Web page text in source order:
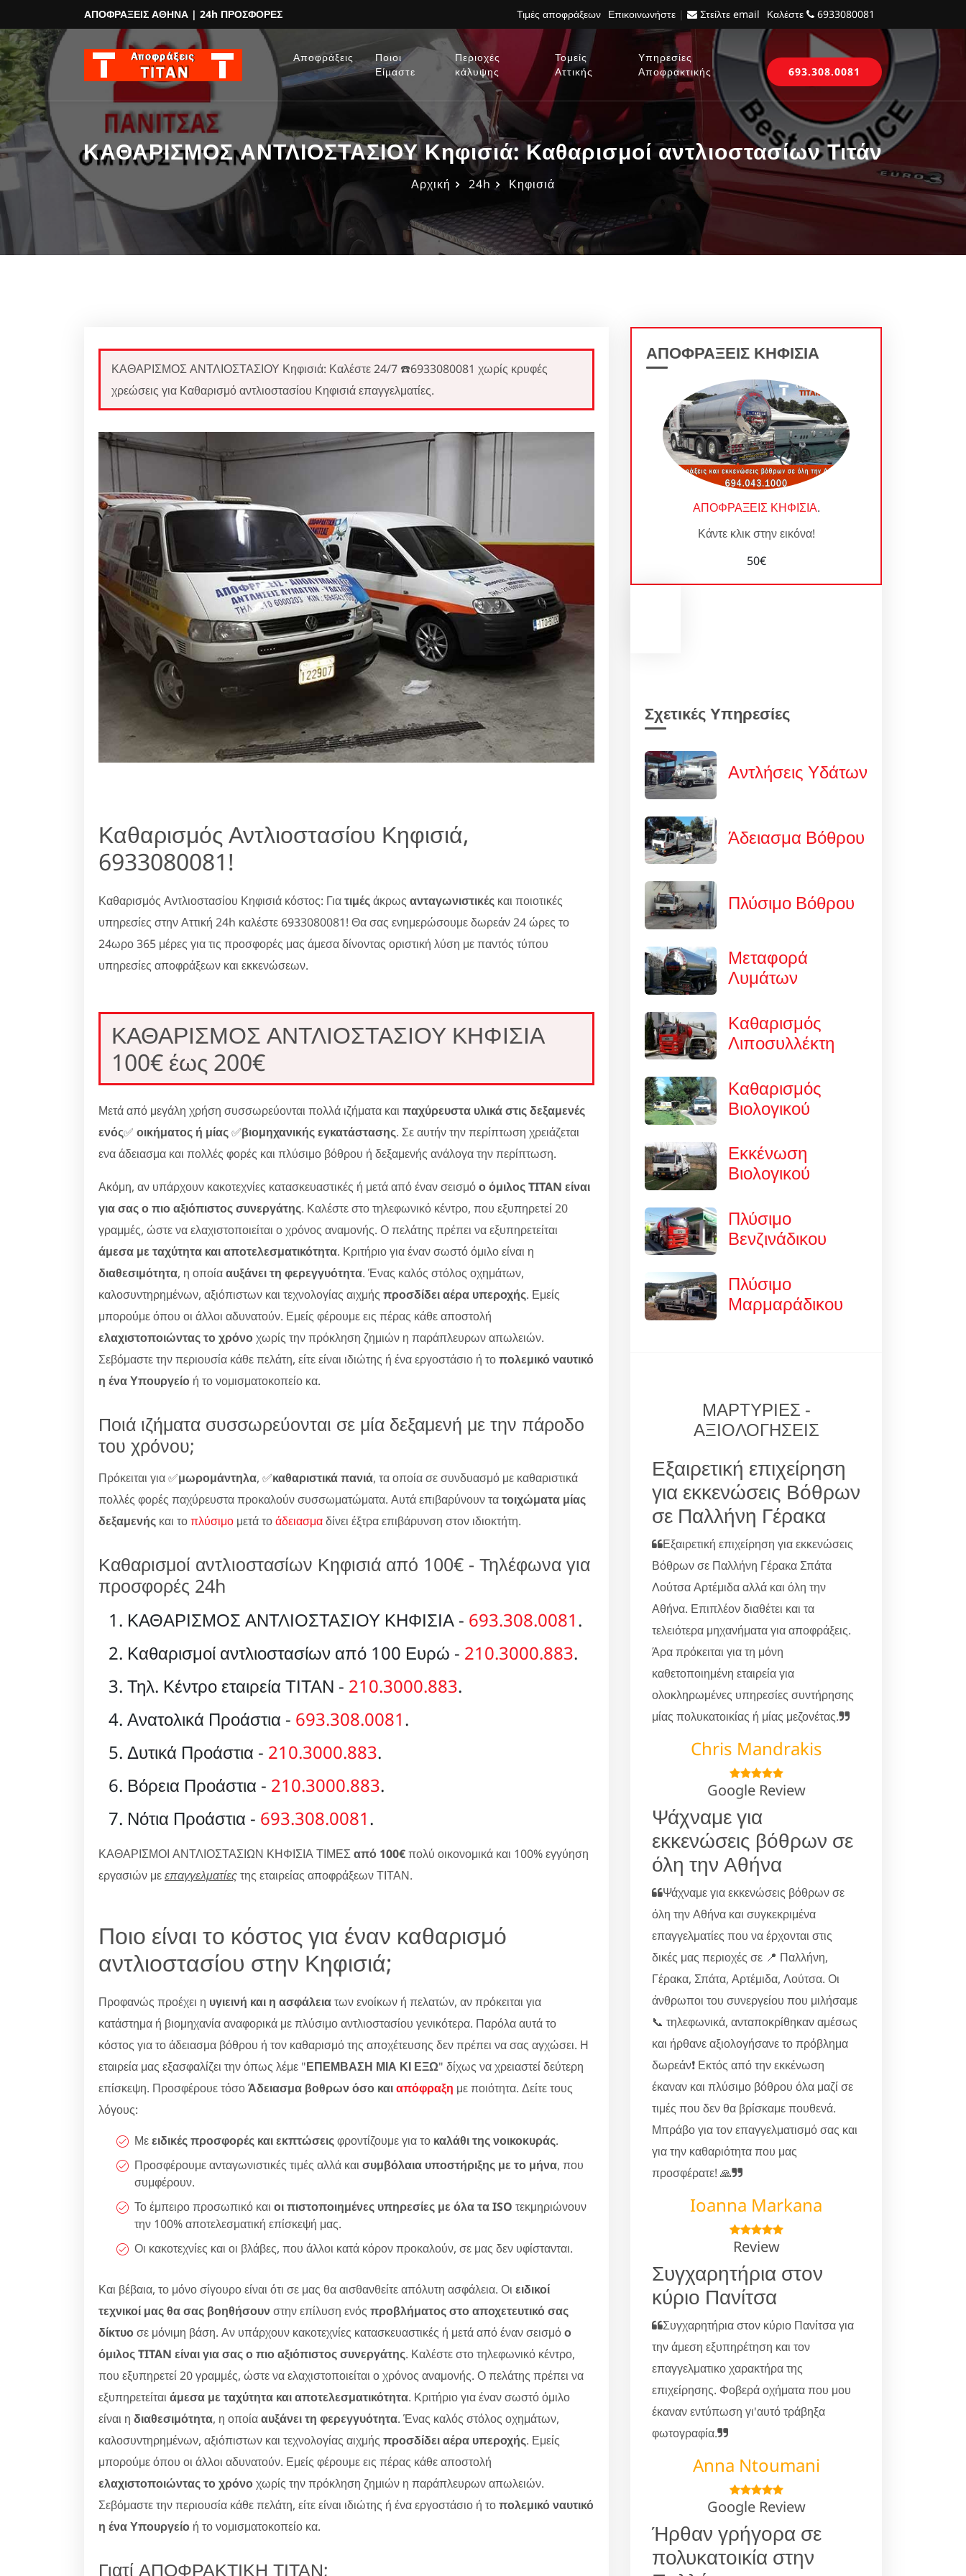
ΑΠΟΦΡΑΞΕΙΣ ΑΘΗΝΑ | 24h ΠΡΟΣΦΟΡΕΣ Τιμές αποφράξεων Επικοινωνήστε | Στείλτε email Καλέστε 6933080081
Αποφράξεις
Ποιοι
Είμαστε
Περιοχές
κάλυψης
Τομείς
Αττικής
Υπηρεσίες
Αποφρακτικής
693.308.0081
ΚΑΘΑΡΙΣΜΟΣ ΑΝΤΛΙΟΣΤΑΣΙΟΥ Κηφισιά: Καθαρισμοί αντλιοστασίων Τιτάν
Αρχική 24h Κηφισιά
ΚΑΘΑΡΙΣΜΟΣ ΑΝΤΛΙΟΣΤΑΣΙΟΥ Κηφισιά: Καλέστε 24/7 ☎️6933080081 χωρίς κρυφές
χρεώσεις για Καθαρισμό αντλιοστασίου Κηφισιά επαγγελματίες.
Καθαρισμός Αντλιοστασίου Κηφισιά,
6933080081!
Καθαρισμός Αντλιοστασίου Κηφισιά κόστος: Γιατιμέςάκρως ανταγωνιστικές και ποιοτικές
υπηρεσίες στην Αττική 24h καλέστε 6933080081! Θα σας ενημερώσουμε δωρεάν 24 ώρες το
24ωρο 365 μέρες για τις προσφορές μας άμεσα δίνοντας οριστική λύση με παντός τύπου
υπηρεσίες αποφράξεων και εκκενώσεων.
ΚΑΘΑΡΙΣΜΟΣ ΑΝΤΛΙΟΣΤΑΣΙΟΥ ΚΗΦΙΣΙΑ
100€ έως 200€
Μετά από μεγάλη χρήση συσσωρεύονται πολλά ιζήματα και παχύρευστα υλικά στις δεξαμενές
ενός✅ οικήματος ή μίας✅βιομηχανικής εγκατάστασης. Σε αυτήν την περίπτωση χρειάζεται
ενα άδειασμα και πολλές φορές και πλύσιμο βόθρου ή δεξαμενής ανάλογα την περίπτωση.
Ακόμη, αν υπάρχουν κακοτεχνίες κατασκευαστικές ή μετά από έναν σεισμόο όμιλος TITAN είναι
για σας ο πιο αξιόπιστος συνεργάτης. Καλέστε στο τηλεφωνικό κέντρο, που εξυπηρετεί 20
γραμμές, ώστε να ελαχιστοποιείται ο χρόνος αναμονής. Ο πελάτης πρέπει να εξυπηρετείται
άμεσα με ταχύτητα και αποτελεσματικότητα. Κριτήριο για έναν σωστό όμιλο είναι η
διαθεσιμότητα, η οποίααυξάνει τη φερεγγυότητα. Ένας καλός στόλος οχημάτων,
καλοσυντηρημένων, αξιόπιστων και τεχνολογίας αιχμής προσδίδει αέρα υπεροχής. Εμείς
μπορούμε όπου οι άλλοι αδυνατούν. Εμείς φέρουμε εις πέρας κάθε αποστολή
ελαχιστοποιώντας το χρόνοχωρίς την πρόκληση ζημιών η παράπλευρων απωλειών.
Σεβόμαστε την περιουσία κάθε πελάτη, είτε είναι ιδιώτης ή ένα εργοστάσιο ή τοπολεμικό ναυτικό
η ένα Υπουργείο ή το νομισματοκοπείο κα.
Ποιά ιζήματα συσσωρεύονται σε μία δεξαμενή με την πάροδο
του χρόνου;
Πρόκειται για ✅μωρομάντηλα, ✅καθαριστικά πανιά, τα οποία σε συνδυασμό με καθαριστικά
πολλές φορές παχύρευστα προκαλούν συσσωματώματα. Αυτά επιβαρύνουν τατοιχώματα μίας
δεξαμενής και τοπλύσιμο μετά τοάδειασμαδίνει έξτρα επιβάρυνση στον ιδιοκτήτη.
Καθαρισμοί αντλιοστασίων Κηφισιά από 100€ - Τηλέφωνα για
προσφορές 24h
ΚΑΘΑΡΙΣΜΟΣ ΑΝΤΛΙΟΣΤΑΣΙΟΥ ΚΗΦΙΣΙΑ - 693.308.0081.
Καθαρισμοί αντλιοστασίων από 100 Ευρώ - 210.3000.883.
Τηλ. Κέντρο εταιρεία ΤΙΤΑΝ - 210.3000.883.
Ανατολικά Προάστια - 693.308.0081.
Δυτικά Προάστια - 210.3000.883.
Βόρεια Προάστια - 210.3000.883.
Νότια Προάστια - 693.308.0081.
ΚΑΘΑΡΙΣΜΟΙ ΑΝΤΛΙΟΣΤΑΣΙΩΝ ΚΗΦΙΣΙΑ ΤΙΜΕΣαπό 100€πολύ οικονομικά και 100% εγγύηση
εργασιών μεεπαγγελματίεςτης εταιρείας αποφράξεων ΤΙΤΑΝ.
Ποιο είναι το κόστος για έναν καθαρισμό
αντλιοστασίου στην Κηφισιά;
Προφανώς προέχει η υγιεινή και η ασφάλειατων ενοίκων ή πελατών, αν πρόκειται για
κατάστημα ή βιομηχανία αναφορικά με πλύσιμο αντλιοστασίου γενικότερα. Παρόλα αυτά το
κόστος για το άδειασμα βόθρου ή τον καθαρισμό της αποχέτευσης δεν πρέπει να σας αγχώσει. Η
εταιρεία μας εξασφαλίζει την όπως λέμε "ΕΠΕΜΒΑΣΗ ΜΙΑ ΚΙ ΕΞΩ" δίχως να χρειαστεί δεύτερη
επίσκεψη. Προσφέρουε τόσοΆδειασμα βοθρων όσο καιαπόφραξη με ποιότητα. Δείτε τους
λόγους:
Μεειδικές προσφορές και εκπτώσειςφροντίζουμε για το καλάθι της νοικοκυράς.
Προσφέρουμε ανταγωνιστικές τιμές αλλά και συμβόλαια υποστήριξης με το μήνα, που
συμφέρουν.
Το έμπειρο προσωπικό και οι πιστοποιημένες υπηρεσίες με όλα τα ISO τεκμηριώνουν
την 100% αποτελεσματική επίσκεψή μας.
Οι κακοτεχνίες και οι βλάβες, που άλλοι κατά κόρον προκαλούν, σε μας δεν υφίστανται.
Και βέβαια, το μόνο σίγουρο είναι ότι σε μας θα αισθανθείτε απόλυτη ασφάλεια. Οι ειδικοί
τεχνικοί μας θα σας βοηθήσουνστην επίλυση ενός προβλήματος στο αποχετευτικό σας
δίκτυοσε μόνιμη βάση. Αν υπάρχουν κακοτεχνίες κατασκευαστικές ή μετά από έναν σεισμόο
όμιλος TITAN είναι για σας ο πιο αξιόπιστος συνεργάτης. Καλέστε στο τηλεφωνικό κέντρο,
που εξυπηρετεί 20 γραμμές, ώστε να ελαχιστοποιείται ο χρόνος αναμονής. Ο πελάτης πρέπει να
εξυπηρετείται άμεσα με ταχύτητα και αποτελεσματικότητα. Κριτήριο για έναν σωστό όμιλο
είναι η διαθεσιμότητα, η οποίααυξάνει τη φερεγγυότητα. Ένας καλός στόλος οχημάτων,
καλοσυντηρημένων, αξιόπιστων και τεχνολογίας αιχμής προσδίδει αέρα υπεροχής. Εμείς
μπορούμε όπου οι άλλοι αδυνατούν. Εμείς φέρουμε εις πέρας κάθε αποστολή
ελαχιστοποιώντας το χρόνοχωρίς την πρόκληση ζημιών η παράπλευρων απωλειών.
Σεβόμαστε την περιουσία κάθε πελάτη, είτε είναι ιδιώτης ή ένα εργοστάσιο ή τοπολεμικό ναυτικό
η ένα Υπουργείο ή το νομισματοκοπείο κα.
Γιατί ΑΠΟΦΡΑΚΤΙΚΗ ΤΙΤΑΝ;
ΑΠΟΦΡΑΞΕΙΣ ΚΗΦΙΣΙΑ
ΑΠΟΦΡΑΞΕΙΣ ΚΗΦΙΣΙΑ.
Κάντε κλικ στην εικόνα!
50€
Σχετικές Υπηρεσίες
Αντλήσεις Υδάτων
Άδειασμα Βόθρου
Πλύσιμο Βόθρου
Μεταφορά
Λυμάτων
Καθαρισμός
Λιποσυλλέκτη
Καθαρισμός
Βιολογικού
Εκκένωση
Βιολογικού
Πλύσιμο
Βενζινάδικου
Πλύσιμο
Μαρμαράδικου
ΜΑΡΤΥΡΙΕΣ -
ΑΞΙΟΛΟΓΗΣΕΙΣ
Εξαιρετική επιχείρηση
για εκκενώσεις Βόθρων
σε Παλλήνη Γέρακα
Εξαιρετική επιχείρηση για εκκενώσεις
Βόθρων σε Παλλήνη Γέρακα Σπάτα
Λούτσα Αρτέμιδα αλλά και όλη την
Αθήνα. Επιπλέον διαθέτει και τα
τελειότερα μηχανήματα για αποφράξεις.
Άρα πρόκειται για τη μόνη
καθετοποιημένη εταιρεία για
ολοκληρωμένες υπηρεσίες συντήρησης
μίας πολυκατοικίας ή μίας μεζονέτας.
Chris Mandrakis
Google Review
Ψάχναμε για
εκκενώσεις βόθρων σε
όλη την Αθήνα
Ψάχναμε για εκκενώσεις βόθρων σε
όλη την Αθήνα και συγκεκριμένα
επαγγελματίες που να έρχονται στις
δικές μας περιοχές σε 📍 Παλλήνη,
Γέρακα, Σπάτα, Αρτέμιδα, Λούτσα. Οι
άνθρωποι του συνεργείου που μιλήσαμε
📞 τηλεφωνικά, ανταποκρίθηκαν αμέσως
και ήρθανε αξιολογήσανε το πρόβλημα
δωρεάν❗ Εκτός από την εκκένωση
έκαναν και πλύσιμο βόθρου όλα μαζί σε
τιμές που δεν θα βρίσκαμε πουθενά.
Μπράβο για τον επαγγελματισμό σας και
για την καθαριότητα που μας
προσφέρατε! 🙏
Ioanna Markana
Review
Συγχαρητήρια στον
κύριο Πανίτσα
Συγχαρητήρια στον κύριο Πανίτσα για
την άμεση εξυπηρέτηση και τον
επαγγελματικο χαρακτήρα της
επιχείρησης. Φοβερά οχήματα που μου
έκαναν εντύπωση γι'αυτό τράβηξα
φωτογραφία.
Anna Ntoumani
Google Review
Ήρθαν γρήγορα σε
πολυκατοικία στην